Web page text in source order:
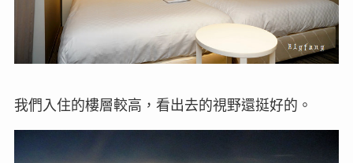
我們入住的樓層較高，看出去的視野還挺好的。